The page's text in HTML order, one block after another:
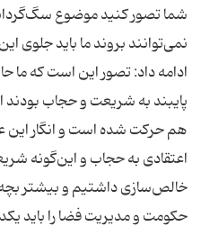
شما تصور کنید موضوع
نمی‌توانند بروند ما باید جلوی
ادامه داد: تصور این است که
پایبند به شریعت و حجاب
هم حرکت شده است و انگار
اعتقادی به حجاب و این‌گونه
خالص‌سازی داشتیم و بیشتر بچه
حکومت و مدیریت فضا را باید